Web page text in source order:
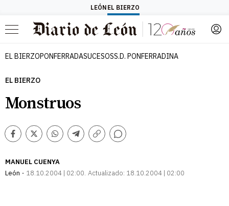
LEÓN EL BIERZO
Menú
EL BIERZOPONFERRADASUCESOSS.D. PONFERRADINA
EL BIERZO
Monstruos
Facebook
TwitterWhatsappTelegram
Copiar
Comentarios
MANUEL CUENYA
León
18.10.2004 | 02:00 Actualizado: 18.10.2004 | 02:00